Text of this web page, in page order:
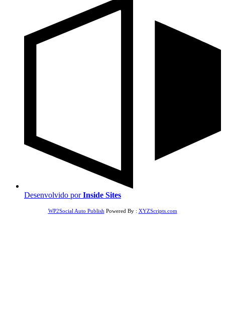
Desenvolvido porInside Sites
WP2Social Auto Publish Powered By : XYZScripts.com